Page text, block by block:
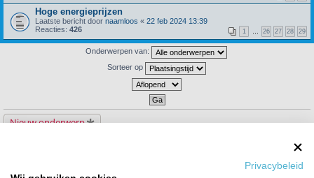
Hoge energieprijzen
Laatste bericht door naamloos « 22 feb 2024 13:39
Reacties: 426 1 26 27 28 29
Onderwerpen van:
Sorteer op
Nieuw onderwerp
Ga naar
Privacybeleid